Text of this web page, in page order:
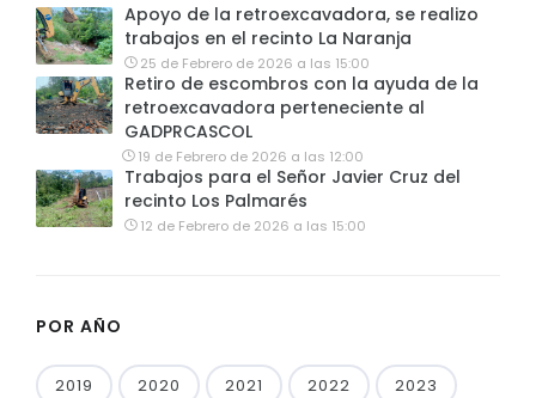
Apoyo de la retroexcavadora, se realizo
trabajos en el recinto La Naranja
25 de Febrero de 2026 a las 15:00
Retiro de escombros con la ayuda de la
retroexcavadora perteneciente al
GADPRCASCOL
19 de Febrero de 2026 a las 12:00
Trabajos para el Señor Javier Cruz del
recinto Los Palmarés
12 de Febrero de 2026 a las 15:00
POR AÑO
2019 2020 2021 2022 2023